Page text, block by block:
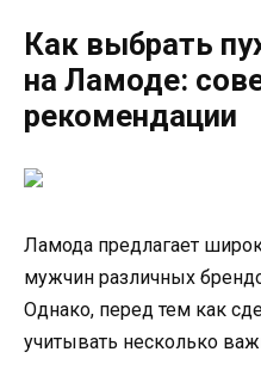
Как выбрать
на Ламоде:
рекомендации
Ламода предлагает
мужчин различных
Однако, перед тем как
учитывать несколько